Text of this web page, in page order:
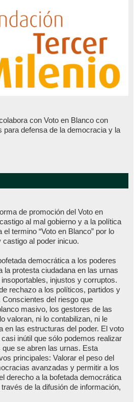
con Voto en Blanco con
para defensa de la democracia y la
de promoción del Voto en
al mal gobierno y a la política
termino “Voto en Blanco” por lo
al poder inicuo.
democrática a los poderes
la protesta ciudadana en las urnas
injustos y corruptos.
rechazo a los políticos, partidos y
del riesgo que
masivo, los gestores de las
valoran, ni lo contabilizan, ni le
en las estructuras del poder. El voto
inútil que sólo podemos realizar
se abren las urnas. Esta
principales: Valorar el peso del
avanzadas y permitir a los
derecho a la bofetada democrática
de la difusión de información,